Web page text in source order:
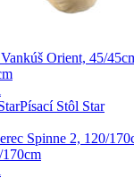
Písací Stôl Star